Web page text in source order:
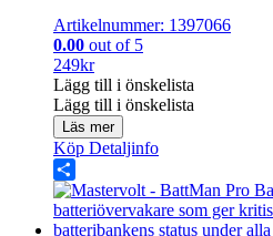
Artikelnummer: 1397066
0.00 out of 5
249kr
Lägg till i önskelista
Lägg till i önskelista
Läs mer
Köp Detaljinfo
Share